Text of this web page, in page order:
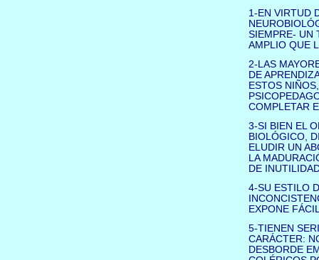
1-EN VIRTUD
SIEMPRE- UN
AMPLIO QUE
2-LAS
DE
ESTOS
COMPLETAR
3-SI BIEN EL
BIOLÓGICO,
ELUDIR UN
LA
DE
4-SU ESTILO
EXPONE
5-TIENEN
CARÁCTER:
DESBORDE